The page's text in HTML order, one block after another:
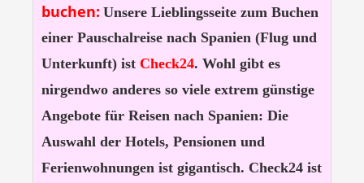
buchen: Unsere Lieblingsseite zum Buchen
einer Pauschalreise nach Spanien (Flug und
Unterkunft) ist Check24. Wohl gibt es
nirgendwo anderes so viele extrem günstige
Angebote für Reisen nach Spanien: Die
Auswahl der Hotels, Pensionen und
Ferienwohnungen ist gigantisch. Check24 ist